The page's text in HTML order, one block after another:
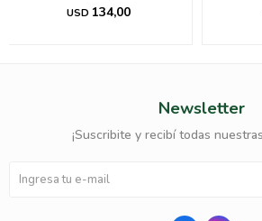
USD 134,00
Newsletter
¡Suscribite y recibí todas